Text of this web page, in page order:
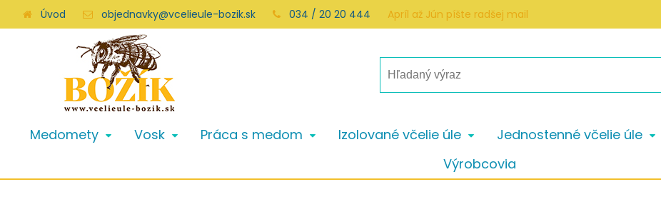
Úvod objednavky@vcelieule-bozik.sk 034 / 20 20 444 Apríl až Jún píšte radšej mail
Medomety Vosk Práca s medom Izolované včelie úle Jednostenné včelie úle
Výrobcovia